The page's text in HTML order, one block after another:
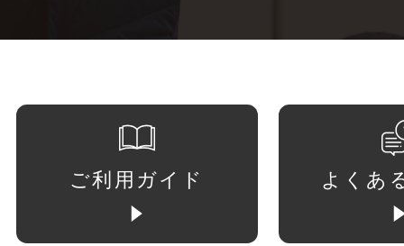
ご利用ガイド よくあ